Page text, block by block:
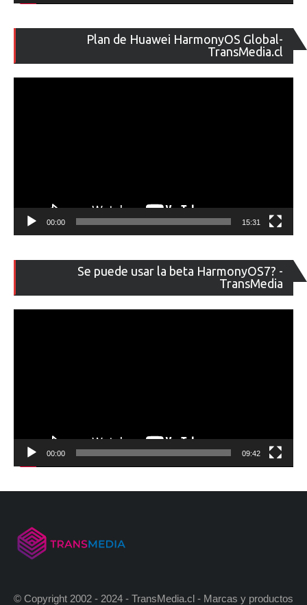
Plan de Huawei HarmonyOS Global-
TransMedia.cl
de
00:00 15:31
Se puede usar la beta HarmonyOS7? -
TransMedia
de
00:00 09:42
© Copyright 2002 - 2024 - TransMedia.cl - Marcas y productos